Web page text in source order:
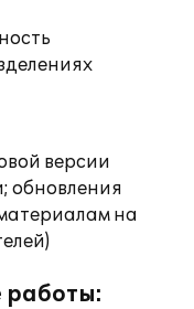
версии
обновления
на